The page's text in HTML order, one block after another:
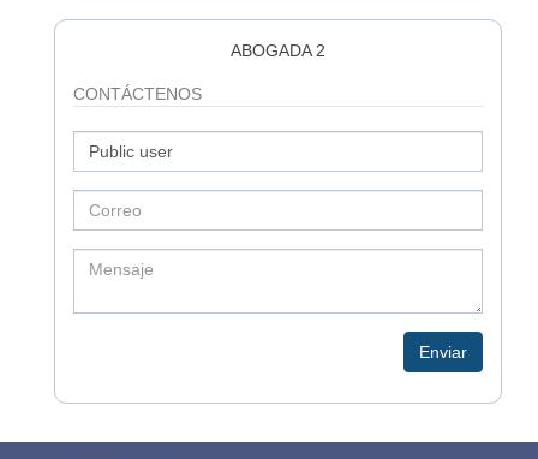
ABOGADA 2
CONTÁCTENOS
Enviar